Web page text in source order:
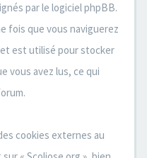
par le logiciel phpBB.
fois que vous naviguerez
et est utilisé pour stocker
vous avez lus, ce qui
cookies externes au